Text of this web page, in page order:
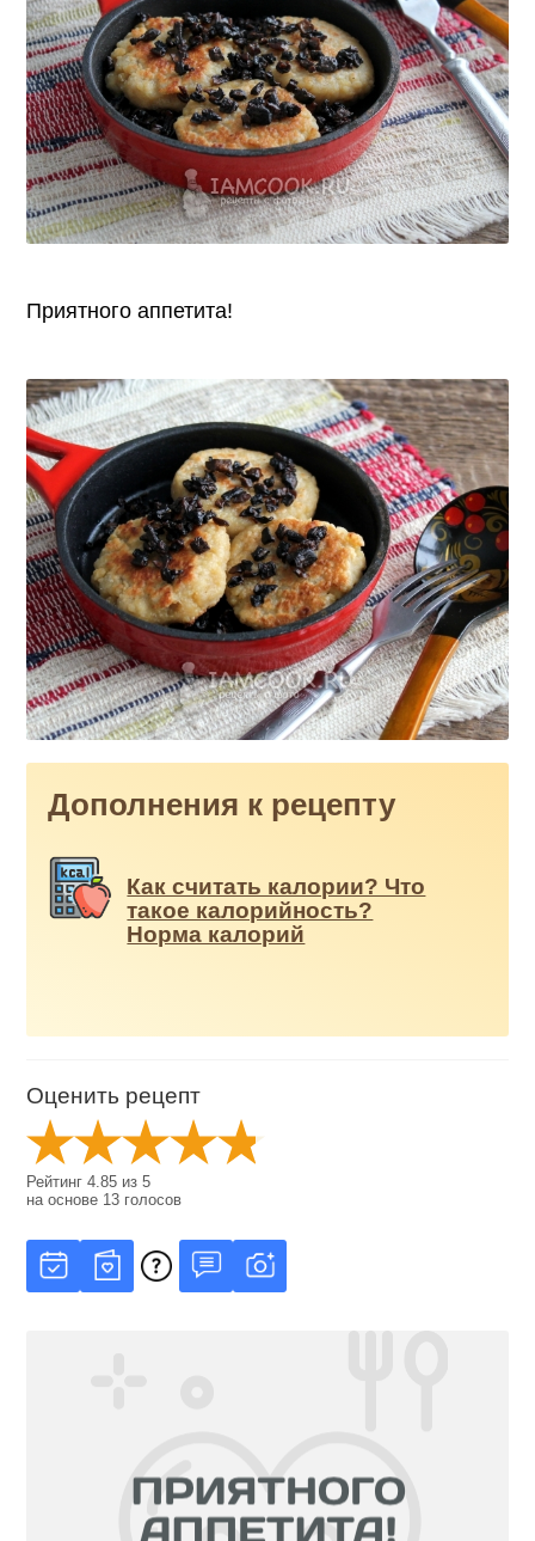
Приятного аппетита!
Дополнения к рецепту
Как считать калории? Что
такое калорийность?
Норма калорий
Оценить рецепт
Рейтинг4.85 из5
на основе 13 голосов